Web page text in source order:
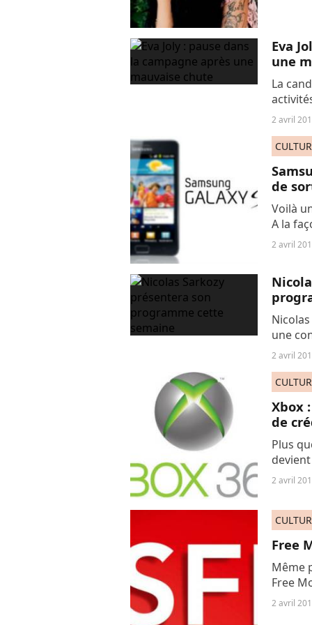
Eva
une
La
2 avril
de
Voilà
A la
2 avril
une
2 avril
Xbox
de
Plus
bleue.
2 avril
Free
Même
Free
2 avril